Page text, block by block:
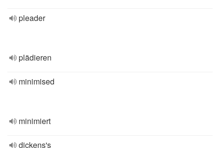
pleader
plädieren
minimised
minimiert
dickens's